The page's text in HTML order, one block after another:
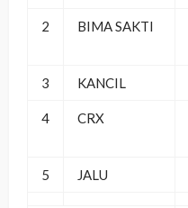
2 BIMA SAKTI
3 KANCIL
4 CRX
5 JALU